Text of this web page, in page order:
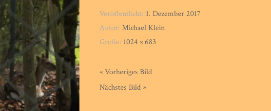
Veröffentlicht: 1. Dezember 2017
Autor:Michael Klein
Größe: 1024 × 683
« Vorheriges Bild
Nächstes Bild »